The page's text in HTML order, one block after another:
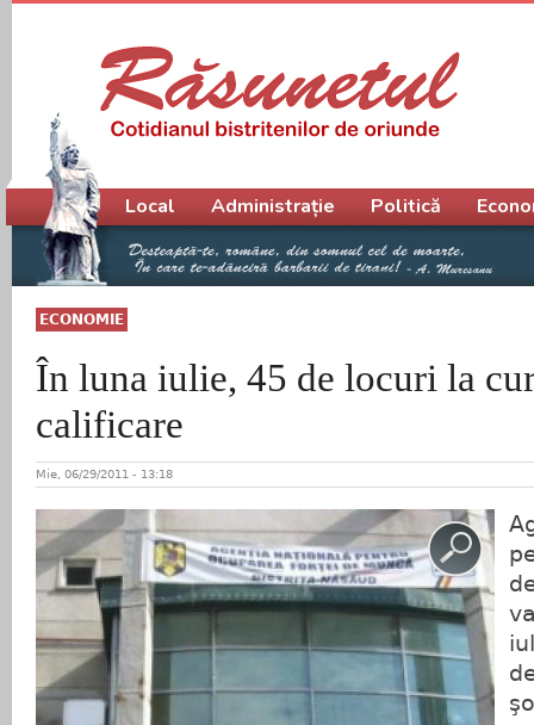
ECONOMIE
În luna iulie, 45 de locuri la
calificare
Mie, 06/29/2011 - 13:18
Meniu principal
Local Administrație Politică